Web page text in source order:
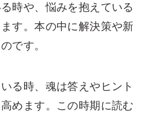
時や、悩みを抱えている
す。本の中に解決策や新
です。
る時、魂は答えやヒント
めます。この時期に読む